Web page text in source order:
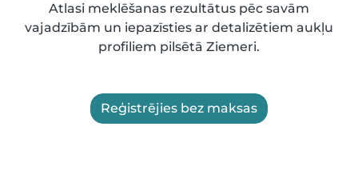
Atlasi meklēšanas rezultātus pēc savām
vajadzībām un iepazīsties ar detalizētiem aukļu
profiliem pilsētā Ziemeri.
Reģistrējies bez maksas